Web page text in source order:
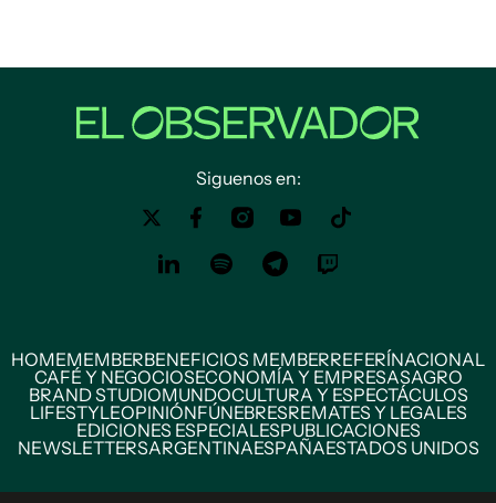
Siguenos en:
HOMEMEMBERBENEFICIOS MEMBERREFERÍNACIONAL
CAFÉ Y NEGOCIOSECONOMÍA Y EMPRESASAGRO
BRAND STUDIOMUNDOCULTURA Y ESPECTÁCULOS
LIFESTYLEOPINIÓNFÚNEBRESREMATES Y LEGALES
EDICIONES ESPECIALESPUBLICACIONES
NEWSLETTERSARGENTINAESPAÑAESTADOS UNIDOS